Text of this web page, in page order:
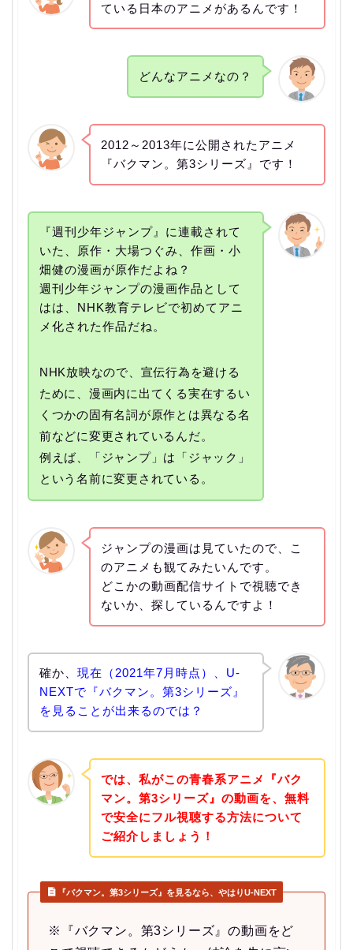
ている日本のアニメがあるんです！
どんなアニメなの？
2012～2013年に公開されたアニメ
『バクマン。第3シリーズ』です！
『週刊少年ジャンプ』に連載されて
いた、原作・大場つぐみ、作画・小
畑健の漫画が原作だよね？
週刊少年ジャンプの漫画作品として
はは、NHK教育テレビで初めてアニ
メ化された作品だね。
NHK放映なので、宣伝行為を避ける
ために、漫画内に出てくる実在するい
くつかの固有名詞が原作とは異なる名
前などに変更されているんだ。
例えば、「ジャンプ」は「ジャック」
という名前に変更されている。
ジャンプの漫画は見ていたので、こ
のアニメも観てみたいんです。
どこかの動画配信サイトで視聴でき
ないか、探しているんですよ！
確か、 現在（2021年7月時点）、U-
NEXTで『バクマン。第3シリーズ』
を見ることが出来るのでは？
では、私がこの青春系アニメ『バク
マン。第3シリーズ』の動画を、無料
で安全にフル視聴する方法について
ご紹介しましょう！
『バクマン。第3シリーズ』を見るなら、やはりU-NEXT
※『バクマン。第3シリーズ』の動画をど